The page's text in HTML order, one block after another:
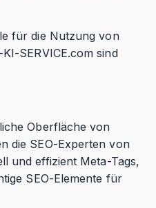
für die Nutzung von
SERVICE.com sind
Oberfläche von
die SEO-Experten von
und effizient Meta-Tags,
SEO-Elemente für